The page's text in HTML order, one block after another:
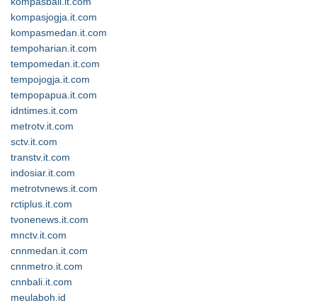
kompasjogja.it.com
kompasmedan.it.com
tempoharian.it.com
tempomedan.it.com
tempojogja.it.com
tempopapua.it.com
idntimes.it.com
metrotv.it.com
sctv.it.com
transtv.it.com
indosiar.it.com
metrotvnews.it.com
rctiplus.it.com
tvonenews.it.com
mnctv.it.com
cnnmedan.it.com
cnnmetro.it.com
cnnbali.it.com
meulaboh.id